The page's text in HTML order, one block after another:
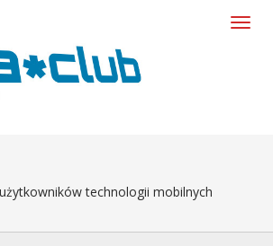
technologii mobilnych